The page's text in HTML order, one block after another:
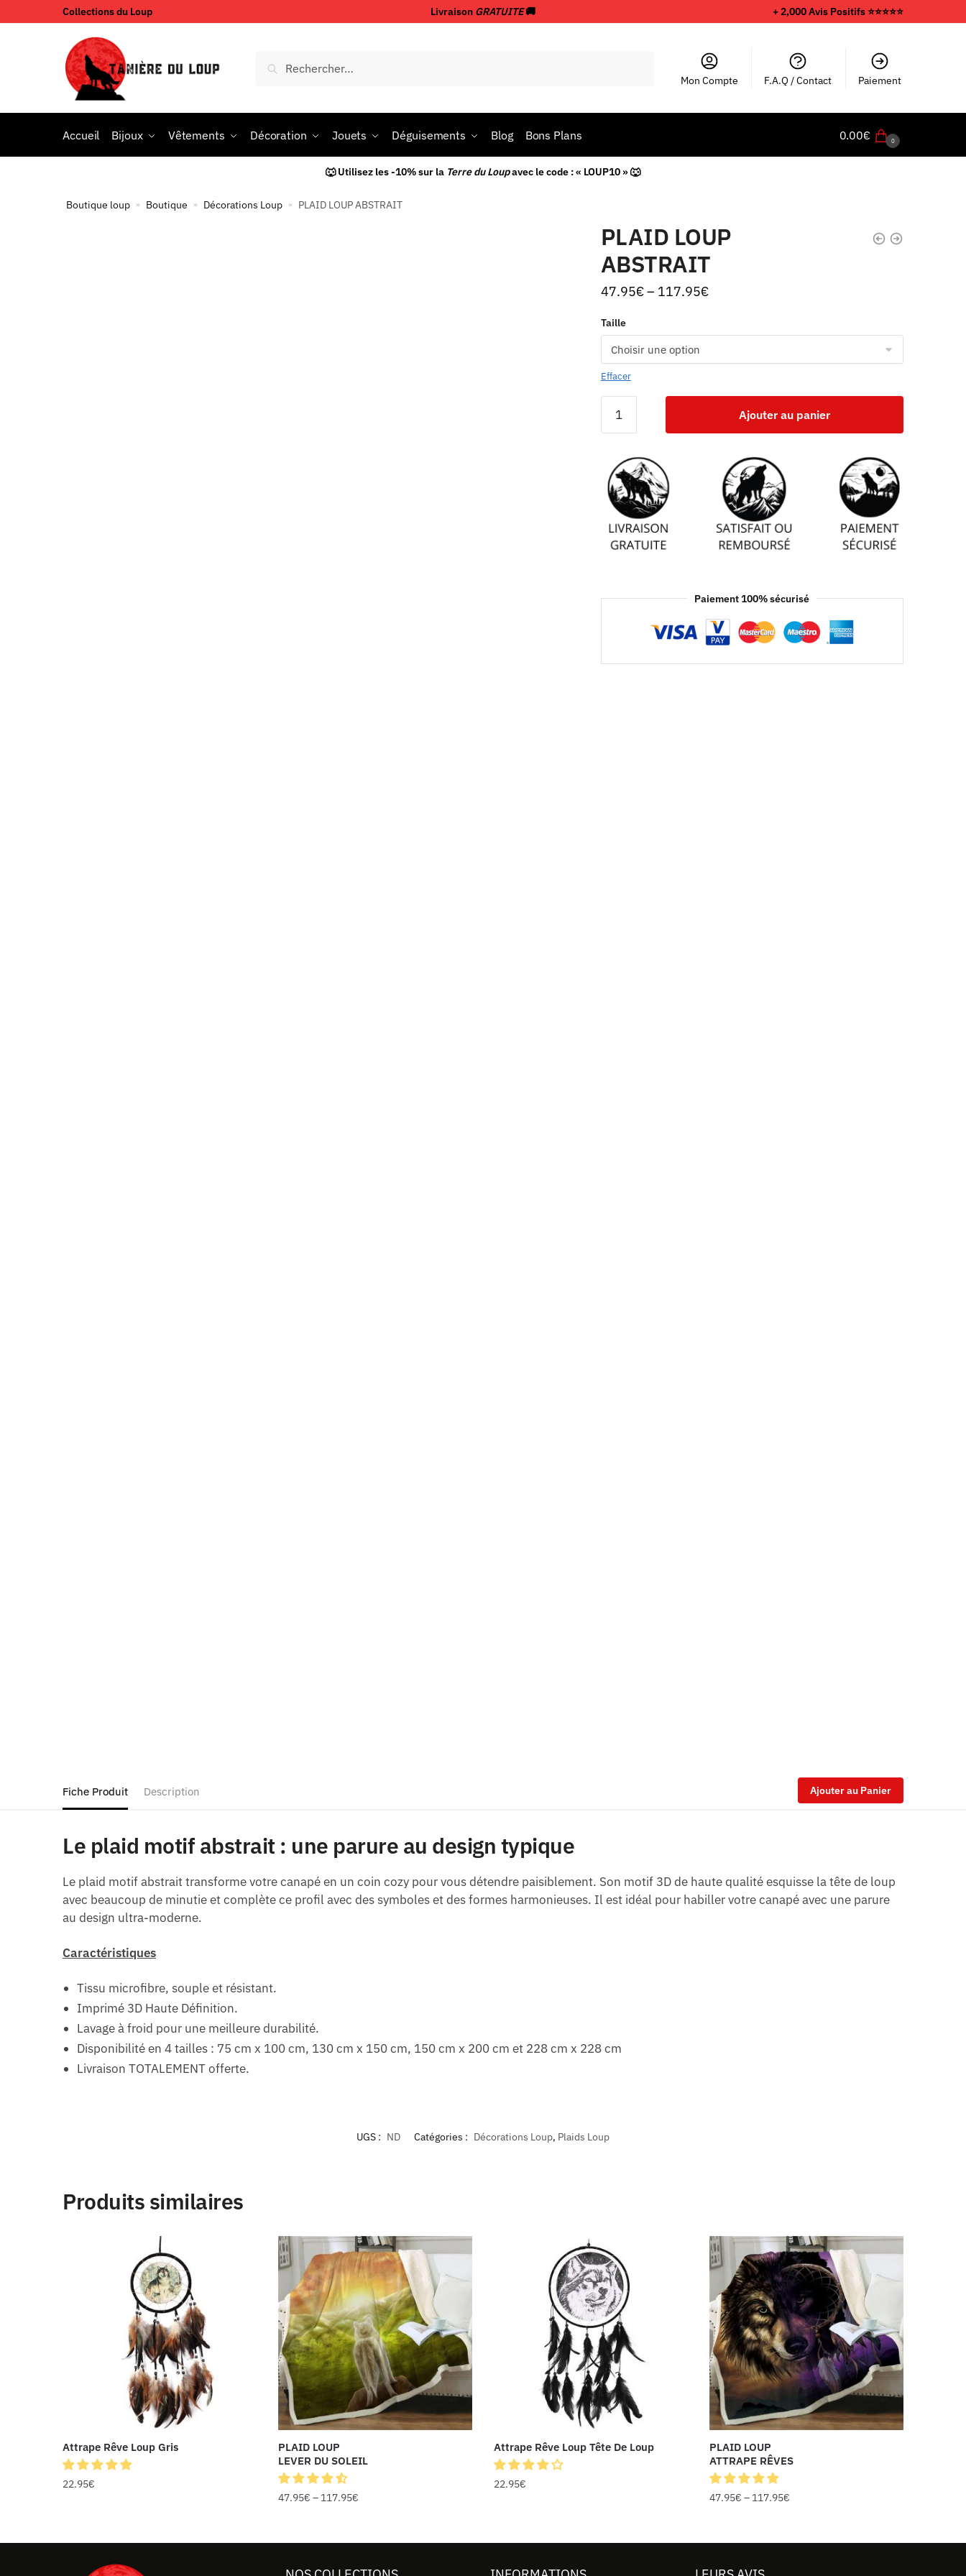
Collections du Loup Livraison GRATUITE🚚 + 2,000 Avis Positifs ⭐️⭐️⭐️⭐️⭐️
Mon Compte F.A.Q / Contact Paiement
Accueil Bijoux Vêtements Décoration Jouets Déguisements Blog Bons Plans 0.00€ 0
🐺 Utilisez les -10% sur la Terre du Loupavec le code : « LOUP10 » 🐺
Boutique loup » Boutique » Décorations Loup » PLAID LOUP ABSTRAIT
PLAID LOUP
ABSTRAIT
47.95€– 117.95€
Taille
Effacer
Ajouter au panier
Paiement 100% sécurisé
Fiche Produit Description Ajouter au Panier
Le plaid motif abstrait : une parure au design typique
Le plaid motif abstrait transforme votre canapé en un coin cozy pour vous détendre paisiblement. Son motif 3D de haute qualité esquisse la tête de loup
avec beaucoup de minutie et complète ce profil avec des symboles et des formes harmonieuses. Il est idéal pour habiller votre canapé avec une parure
au design ultra-moderne.
Caractéristiques
Tissu microfibre, souple et résistant.
Imprimé 3D Haute Définition.
Lavage à froid pour une meilleure durabilité.
Disponibilité en 4 tailles : 75 cm x 100 cm, 130 cm x 150 cm, 150 cm x 200 cm et 228 cm x 228 cm
Livraison TOTALEMENT offerte.
UGS : ND Catégories : Décorations Loup, Plaids Loup
Produits similaires
Attrape Rêve Loup Gris
22.95€
PLAID LOUP
LEVER DU SOLEIL
47.95€ – 117.95€
Attrape Rêve Loup Tête De Loup
22.95€
PLAID LOUP
ATTRAPE RÊVES
47.95€ – 117.95€